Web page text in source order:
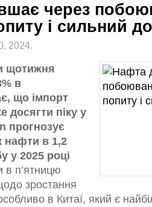
через
і сильний
2024.
щотижня
в
що імпорт
досягти піку у
прогнозує
нафти в 1,2
у 2025 році
в п’ятницю
зростання
в Китаї, який є